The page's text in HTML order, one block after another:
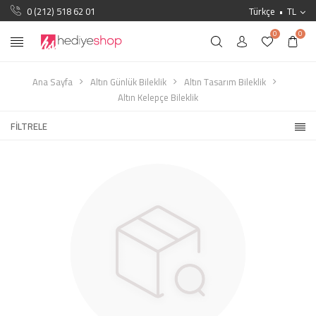
0 (212) 518 62 01 Türkçe TL
0 0
Ana Sayfa Altın Günlük Bileklik
Altın Tasarım Bileklik
Altın Kelepçe Bileklik
FILTRELE